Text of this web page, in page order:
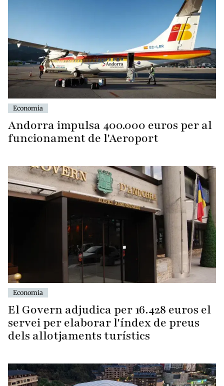
Economia
Andorra impulsa 400.000 euros per al
funcionament de l'Aeroport
Economia
El Govern adjudica per 16.428 euros el
servei per elaborar l'índex de preus
dels allotjaments turístics